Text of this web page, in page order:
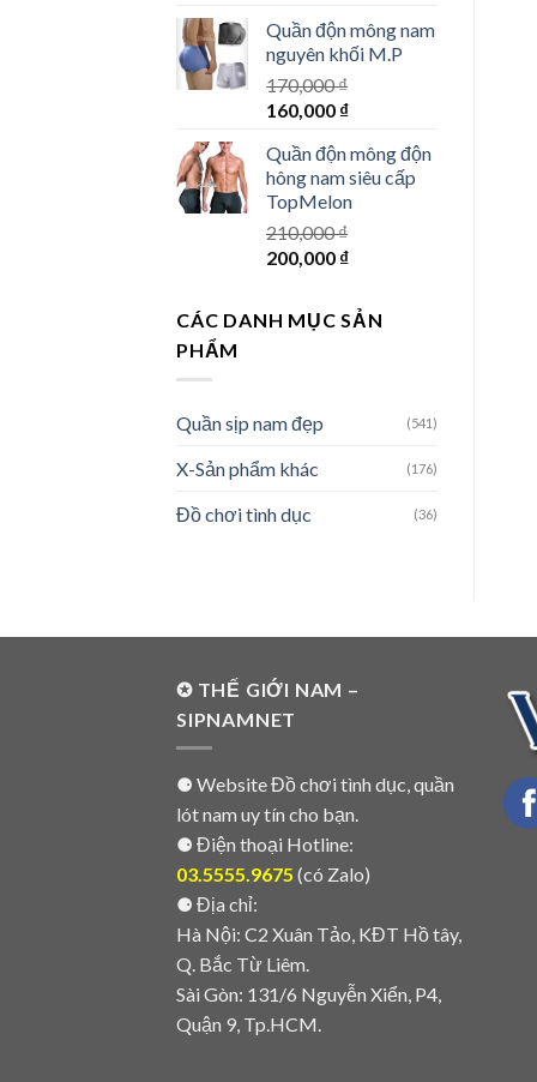
là:
330,000 ₫.
tại
là:
Quần độn mông nam
nguyên khối M.P
170,000₫
Giá
là:
170,000 ₫.
160,000 ₫Giá
tại
là:
160,000 ₫.
Quần độn mông độn
hông nam siêu cấp
TopMelon
210,000₫
Giá
210,000 ₫.
200,000 ₫Giá
tại
là:
CÁC DANH MỤC SẢN
PHẨM
Quần sịp nam đẹp (541)
X-Sản phẩm khác (176)
Đồ chơi tình dục (36)
✪ THẾ GIỚI NAM –
SIPNAMNET
⚈ Website Đồ chơi tình dục, quần
lót nam uy tín cho bạn.
⚈ Điện thoại Hotline:
03.5555.9675 (có Zalo)
⚈ Địa chỉ:
Hà Nội: C2 Xuân Tảo, KĐT Hồ tây,
Q. Bắc Từ Liêm.
Sài Gòn: 131/6 Nguyễn Xiển, P4,
Quận 9, Tp.HCM.